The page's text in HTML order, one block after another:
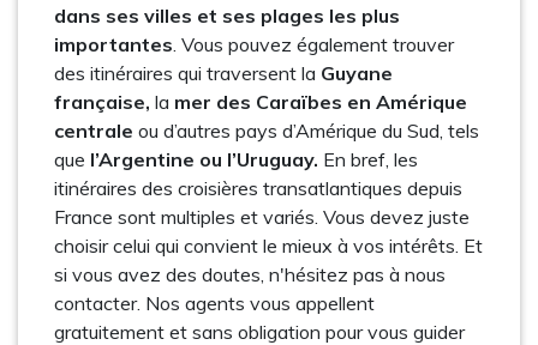
dans ses villes et ses plages les plus
importantes. Vous pouvez également trouver
des itinéraires qui traversent la Guyane
française, la mer des Caraïbes en Amérique
centrale ou d’autres pays d’Amérique du Sud, tels
que l’Argentine ou l’Uruguay. En bref, les
itinéraires des croisières transatlantiques depuis
France sont multiples et variés. Vous devez juste
choisir celui qui convient le mieux à vos intérêts. Et
si vous avez des doutes, n'hésitez pas à nous
contacter. Nos agents vous appellent
gratuitement et sans obligation pour vous guider